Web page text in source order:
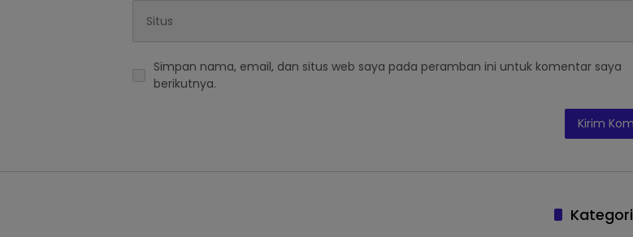
Simpan nama, email, dan situs web saya pada peramban ini untuk komentar saya
berikutnya.
Kategori